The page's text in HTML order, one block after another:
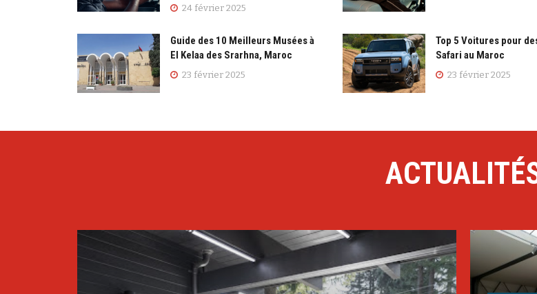
24 février 2025
Guide des 10 Meilleurs Musées à
El Kelaa des Srarhna, Maroc
23 février 2025
Top 5 Voitures pour
Safari au Maroc
23 février 2025